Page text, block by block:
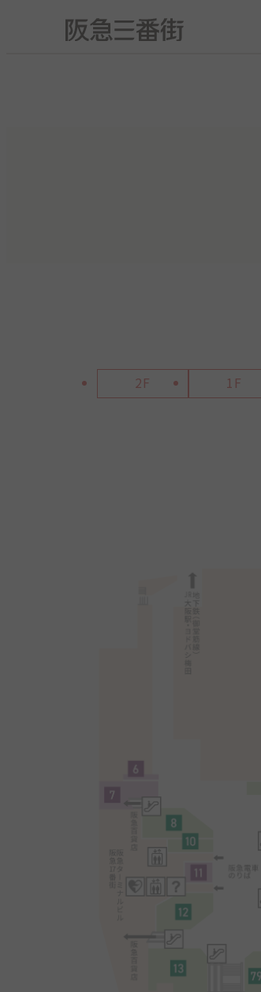
2F 1F